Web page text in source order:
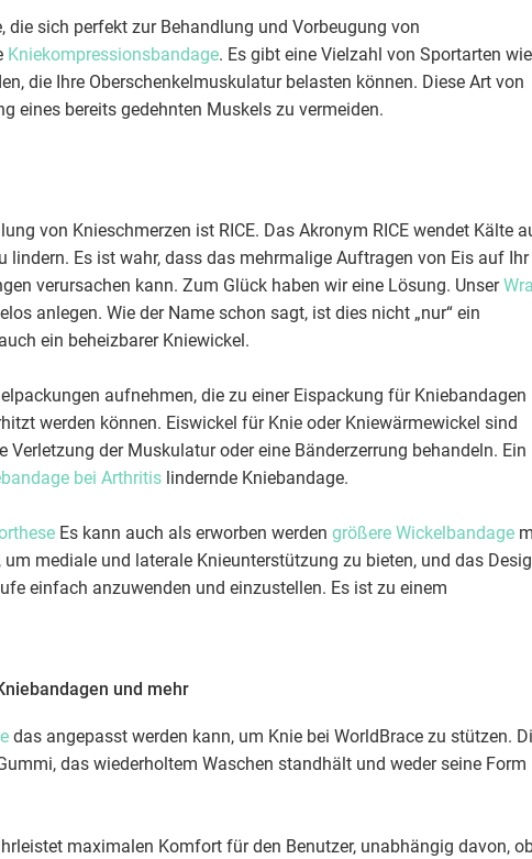
die sich perfekt zur Behandlung und Vorbeugung von
Kniekompressionsbandage. Es gibt eine Vielzahl von Sportarten wie
die Ihre Oberschenkelmuskulatur belasten können. Diese Art von
eines bereits gedehnten Muskels zu vermeiden.
von Knieschmerzen ist RICE. Das Akronym RICE wendet Kälte
lindern. Es ist wahr, dass das mehrmalige Auftragen von Eis auf Ihr
verursachen kann. Zum Glück haben wir eine Lösung. Unser
anlegen. Wie der Name schon sagt, ist dies nicht „nur“ ein
ein beheizbarer Kniewickel.
aufnehmen, die zu einer Eispackung für Kniebandagen
werden können. Eiswickel für Knie oder Kniewärmewickel sind
Verletzung der Muskulatur oder eine Bänderzerrung behandeln. Ein
bei Arthritis lindernde Kniebandage.
Es kann auch als erworben werden größere Wickelbandage
mediale und laterale Knieunterstützung zu bieten, und das
einfach anzuwenden und einzustellen. Es ist zu einem
und mehr
das angepasst werden kann, um Knie bei WorldBrace zu stützen.
das wiederholtem Waschen standhält und weder seine Form
maximalen Komfort für den Benutzer, unabhängig davon,